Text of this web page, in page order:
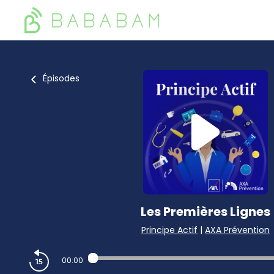
Épisodes
Les Premières Lignes
Principe Actif | AXA Prévention
00:00